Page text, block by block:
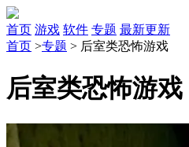
首页 游戏 软件 专题 最新更新
首页 >专题 > 后室类恐怖游戏
后室类恐怖游戏